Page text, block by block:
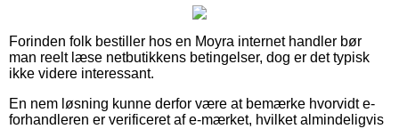
Forinden folk bestiller hos en Moyra internet handler bør
man reelt læse netbutikkens betingelser, dog er det typisk
ikke videre interessant.
En nem løsning kunne derfor være at bemærke hvorvidt e-
forhandleren er verificeret af e-mærket, hvilket almindeligvis